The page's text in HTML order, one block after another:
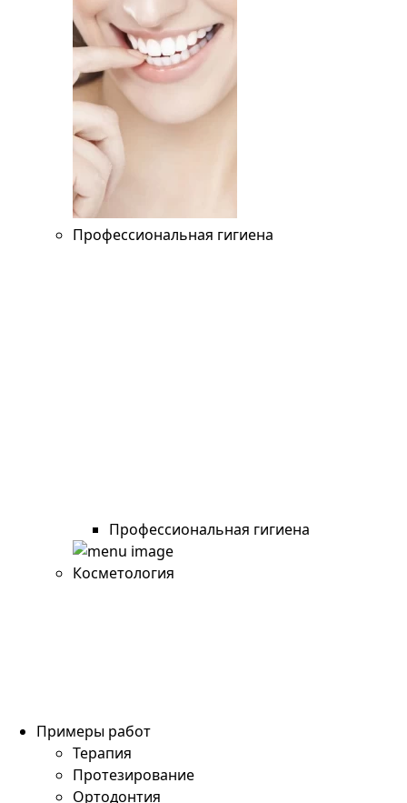
Профессиональная гигиена
Профессиональная гигиена
Косметология
Примеры работ
Терапия
Протезирование
Ортодонтия